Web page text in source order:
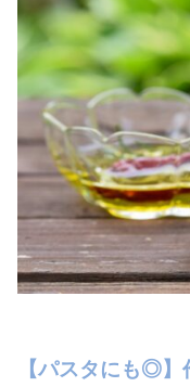
【パスタにも◎